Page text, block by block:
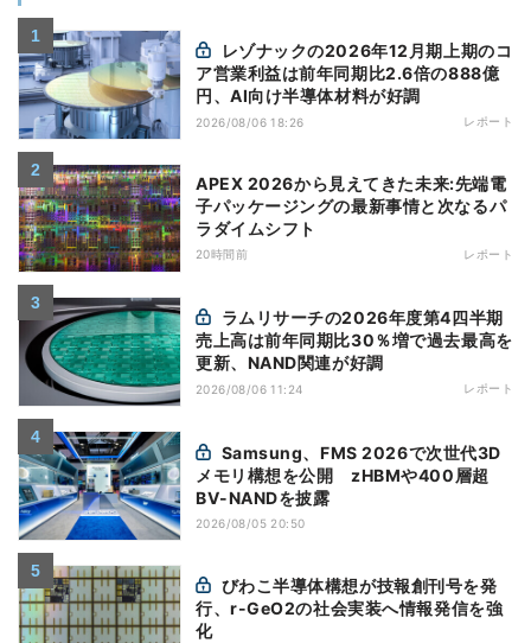
ア営業利益は前年同期比2.6倍の888億
円、AI向け半導体材料が好調
2026/08/06 18:26 レポート
APEX 2026から見えてきた未来:先端電
子パッケージングの最新事情と次なるパ
ラダイムシフト
20時間前 レポート
売上高は前年同期比30％増で過去最高を
更新、NAND関連が好調
2026/08/06 11:24 レポート
メモリ構想を公開 zHBMや400層超
BV-NANDを披露
2026/08/05 20:50
行、r-GeO2の社会実装へ情報発信を強
化